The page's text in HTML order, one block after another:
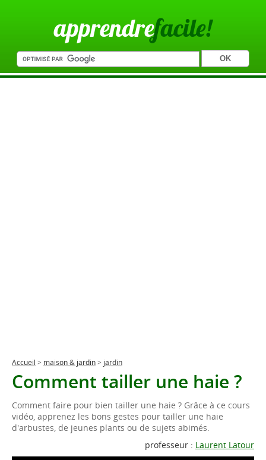
apprendrefacile!
Accueil > maison & jardin> jardin
Comment tailler une haie ?
Comment faire pour bien tailler une haie ? Grâce à ce cours
vidéo, apprenez les bons gestes pour tailler une haie
d'arbustes, de jeunes plants ou de sujets abimés.
professeur : Laurent Latour